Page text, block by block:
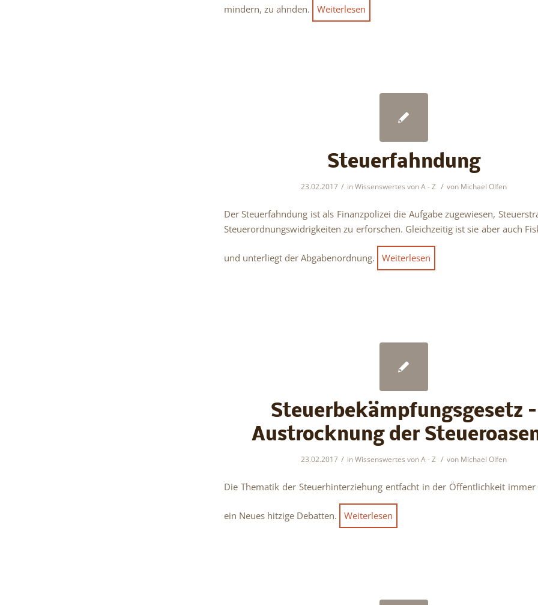
mindern, zu ahnden. Weiterlesen
Steuerfahndung
23.02.2017 / inWissenswertes von A - Z / von Michael Olfen
Der Steuerfahndung ist als Finanzpolizei die Aufgabe zugewiesen,
Steuerordnungswidrigkeiten zu erforschen. Gleichzeitig ist sie aber auch
und unterliegt der Abgabenordnung. Weiterlesen
Steuerbekämpfungsgesetz –
Austrocknung der
23.02.2017 / inWissenswertes von A - Z / von Michael Olfen
Die Thematik der Steuerhinterziehung entfacht in der Öffentlichkeit
ein Neues hitzige Debatten. Weiterlesen